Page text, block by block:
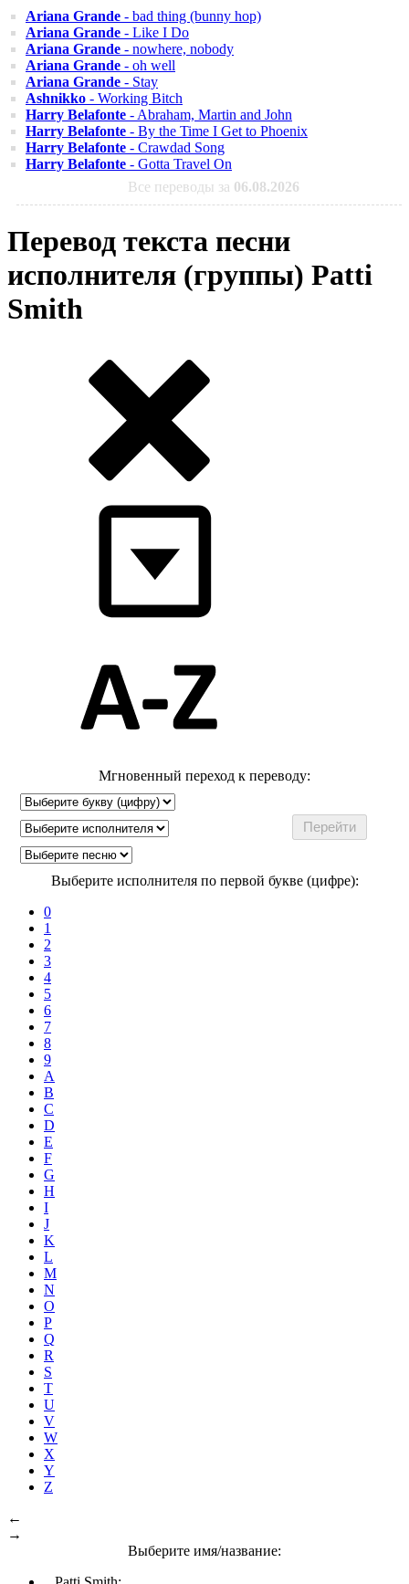
Ariana Grande - bad thing (bunny hop)
Ariana Grande - Like I Do
Ariana Grande - nowhere, nobody
Ariana Grande - oh well
Ariana Grande - Stay
Ashnikko - Working Bitch
Harry Belafonte - Abraham, Martin and John
Harry Belafonte - By the Time I Get to Phoenix
Harry Belafonte - Crawdad Song
Harry Belafonte - Gotta Travel On
Все переводы за 06.08.2026
Перевод текста песни
исполнителя (группы) Patti
Smith
Мгновенный переход к переводу:
Выберите исполнителя по первой букве (цифре):
0
1
2
3
4
5
6
7
8
9
A
B
C
D
E
F
G
H
I
J
K
L
M
N
O
P
Q
R
S
T
U
V
W
X
Y
Z
←
→
Выберите имя/название: